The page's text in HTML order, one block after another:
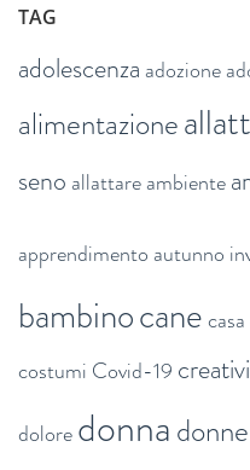
TAG
adolescenza adozione
alimentazione
seno allattareambiente
apprendimento autunno
bambinocanecasa
costumi Covid-19
doloredonnadonne